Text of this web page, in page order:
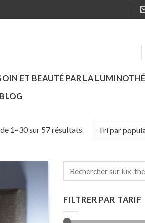
ET BEAUTÉ PAR LA
BLOG
1–30 sur 57 résultats
FILTRER PAR TARIF